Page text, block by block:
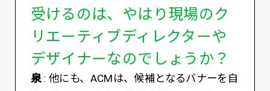
受けるのは、やはり現場のク
リエーティブディレクターや
デザイナーなのでしょうか？
泉: 他にも、ACMは、候補となるバナーを自